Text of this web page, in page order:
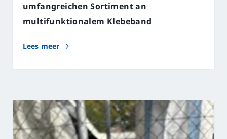
umfangreichen Sortiment an
multifunktionalem Klebeband
Lees meer